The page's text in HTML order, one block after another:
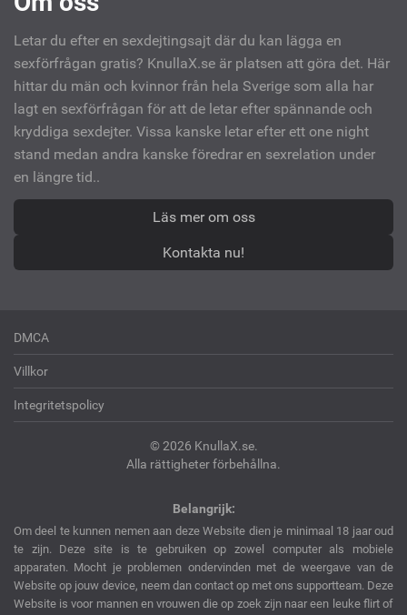
Letar du efter en sexdejtingsajt där du kan lägga en
sexförfrågan gratis? KnullaX.se är platsen att göra det. Här
hittar du män och kvinnor från hela Sverige som alla har
lagt en sexförfrågan för att de letar efter spännande och
kryddiga sexdejter. Vissa kanske letar efter ett one night
stand medan andra kanske föredrar en sexrelation under
en längre tid..
Läs mer om oss
Kontakta nu!
DMCA
Villkor
Integritetspolicy
© 2026 KnullaX.se.
Alla rättigheter förbehållna.
Belangrijk:
Om deel te kunnen nemen aan deze Website dien je minimaal 18 jaar oud
te zijn. Deze site is te gebruiken op zowel computer als mobiele
apparaten. Mocht je problemen ondervinden met de weergave van de
Website op jouw device, neem dan contact op met ons supportteam. Deze
Website is voor mannen en vrouwen die op zoek zijn naar een leuke flirt of